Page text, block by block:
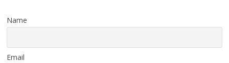
Name
Email